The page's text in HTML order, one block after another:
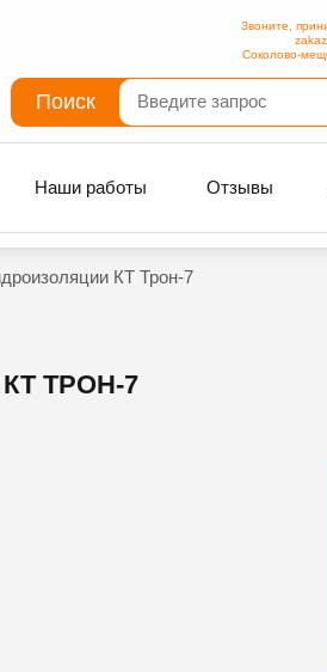
Звоните,
Соколово-
Поиск
Наши работы Отзывы
КТ Трон-7
ТРОН-7